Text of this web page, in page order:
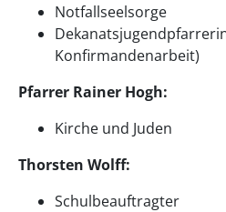
Notfallseelsorge
Konfirmandenarbeit)
Pfarrer Rainer Hogh:
Kirche und Juden
Thorsten Wolff:
Schulbeauftragter